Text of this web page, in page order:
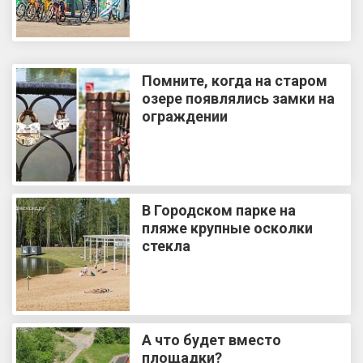
Помните, когда на старом
озере появлялись замки на
ограждении
В Городском парке на
пляже крупные осколки
стекла
А что будет вместо
площадки?